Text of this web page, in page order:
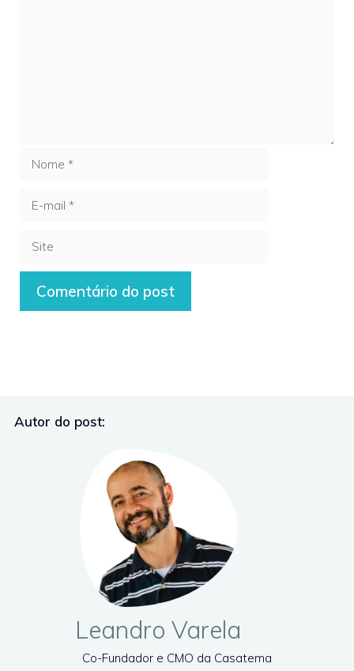
Nome
E-
Site
Autor do post:
Leandro Varela
Co-Fundador e CMO da Casatema